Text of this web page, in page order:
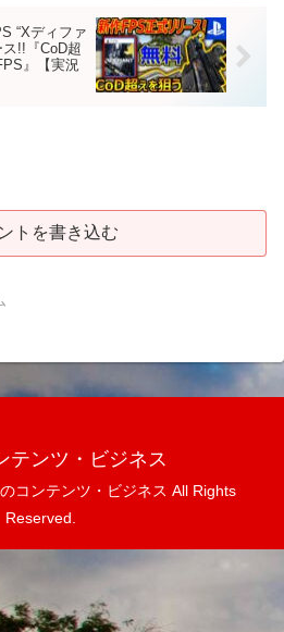
“Xディファ
!!『CoD超
』【実況
トを書き込む
テンツ・ビジネス
コンテンツ・ビジネス All Rights
Reserved.